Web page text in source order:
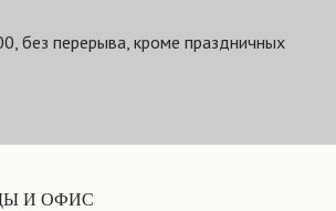
без перерыва, кроме праздничных
И ОФИС